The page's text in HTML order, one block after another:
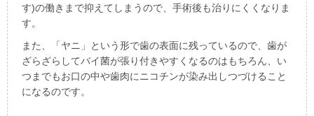
す)の働きまで抑えてしまうので、手術後も治りにくくなりま
す。
また、「ヤニ」という形で歯の表面に残っているので、歯が
ざらざらしてバイ菌が張り付きやすくなるのはもちろん、い
つまでもお口の中や歯肉にニコチンが染み出しつづけること
になるのです。